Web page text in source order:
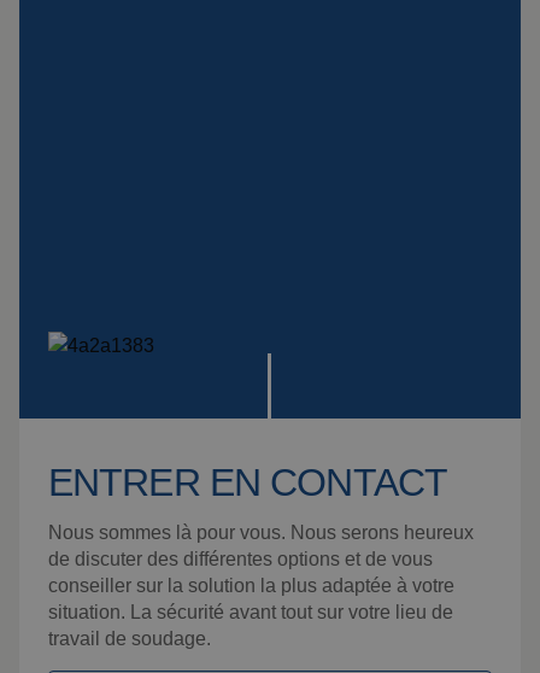
ENTRER EN CONTACT
Nous sommes là pour vous. Nous serons heureux
de discuter des différentes options et de vous
conseiller sur la solution la plus adaptée à votre
situation. La sécurité avant tout sur votre lieu de
travail de soudage.